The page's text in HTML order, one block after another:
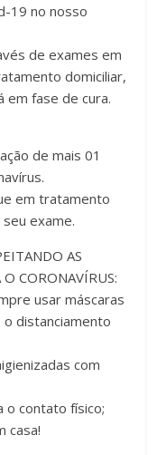
19 no nosso
de exames em
domiciliar,
em fase de cura.
de mais 01
em tratamento
exame.
AS
CORONAVÍRUS:
usar máscaras
distanciamento
com
o contato físico;
casa!